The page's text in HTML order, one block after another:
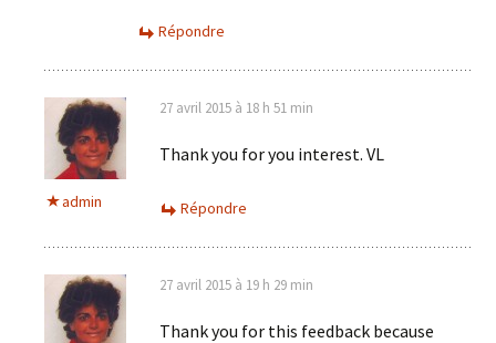
Répondre
admin
27 avril 2015 à 18 h 51 min
Thank you for you interest. VL
Répondre
27 avril 2015 à 19 h 29 min
Thank you for this feedback because